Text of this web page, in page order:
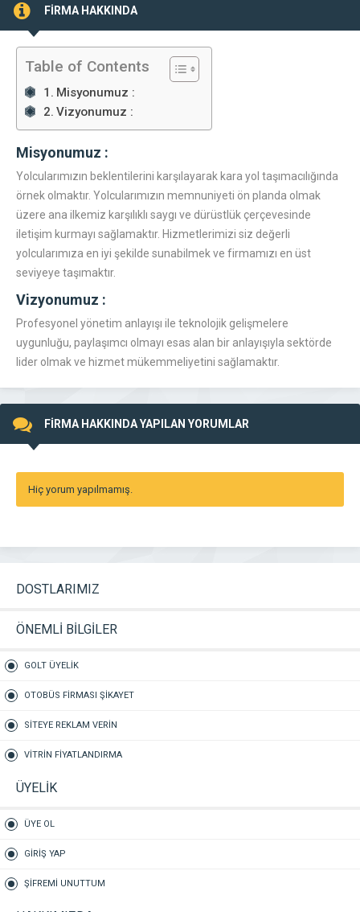
FİRMA HAKKINDA
Table of Contents
Misyonumuz :
Vizyonumuz :
Misyonumuz :
Yolcularımızın beklentilerini karşılayarak kara yol taşımacılığında
örnek olmaktır. Yolcularımızın memnuniyeti ön planda olmak
üzere ana ilkemiz karşılıklı saygı ve dürüstlük çerçevesinde
iletişim kurmayı sağlamaktır. Hizmetlerimizi siz değerli
yolcularımıza en iyi şekilde sunabilmek ve firmamızı en üst
seviyeye taşımaktır.
Vizyonumuz :
Profesyonel yönetim anlayışı ile teknolojik gelişmelere
uygunluğu, paylaşımcı olmayı esas alan bir anlayışıyla sektörde
lider olmak ve hizmet mükemmeliyetini sağlamaktır.
FİRMA HAKKINDA YAPILAN YORUMLAR
Hiç yorum yapılmamış.
DOSTLARIMIZ
ÖNEMLİ BİLGİLER
GOLT ÜYELİK
OTOBÜS FİRMASI ŞİKAYET
SİTEYE REKLAM VERİN
VİTRİN FİYATLANDIRMA
ÜYELİK
ÜYE OL
GİRİŞ YAP
ŞİFREMİ UNUTTUM